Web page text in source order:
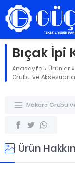
Bıçak İpi
Anasayfa » Ürünler »
Grubu ve
Makara Grubu
Ürün